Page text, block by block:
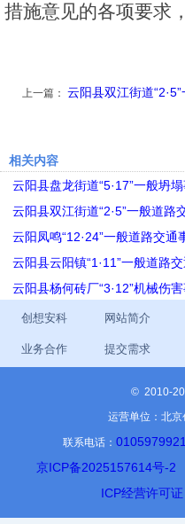
措施意见的各项要求
上一篇： 云阳县双江街道
相关内容
云阳县盘龙街道“5·17”一般坍
云阳县双江街道“2·5”一般道
云阳凤鸣“12·24”一般道路交
云阳县云阳镇“1·11”一般道路
云阳县杨何砖厂“3·12”机械伤
创想安科 网站简介
业务合作 提交需求
© 2010-
运营单位：北京
联系电话：
京ICP备2025157614号-2
ICP经营许可